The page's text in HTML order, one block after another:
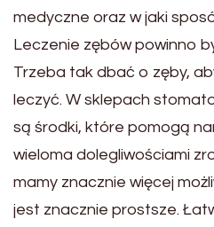
medyczne oraz w jaki
Leczenie zębów powinno
Trzeba tak dbać o zęby,
leczyć. W sklepach
są środki, które pomogą
wieloma dolegliwościami
mamy znacznie więcej
jest znacznie prostsze.